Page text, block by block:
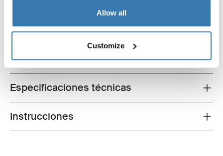
Allow all
Customize
Toggle overview
Descripción del producto
Toggle features
Todas las características
Toggle techspec
Especificaciones técnicas
Toggle guides and instructions
Instrucciones